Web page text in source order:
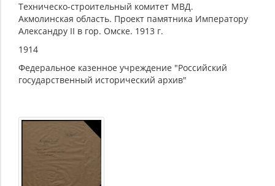
Техническо-строительный комитет МВД.
Акмолинская область. Проект памятника Императору
Александру II в гор. Омске. 1913 г.
1914
Федеральное казенное учреждение "Российский
государственный исторический архив"